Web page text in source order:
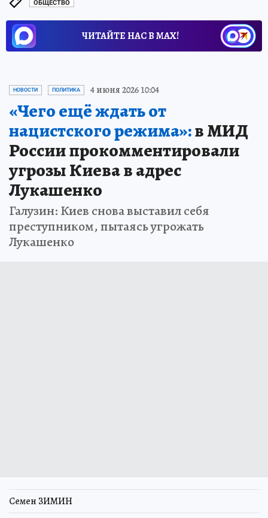
ОБЩЕСТВО
ЧИТАЙТЕ НАС В МАХ!
НОВОСТИ ПОЛИТИКА 4 июня 2026 10:04
«Чего ещё ждать от
нацистского режима»:в МИД
России прокомментировали
угрозы Киева в адрес
Лукашенко
Галузин: Киев снова выставил себя
преступником, пытаясь угрожать
Лукашенко
Семен ЗИМИН